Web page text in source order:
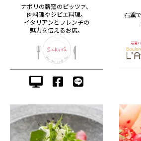
ナポリの薪窯のピッツァ、
肉料理やジビエ料理。
イタリアンとフレンチの
魅力を伝えるお店。
石窯